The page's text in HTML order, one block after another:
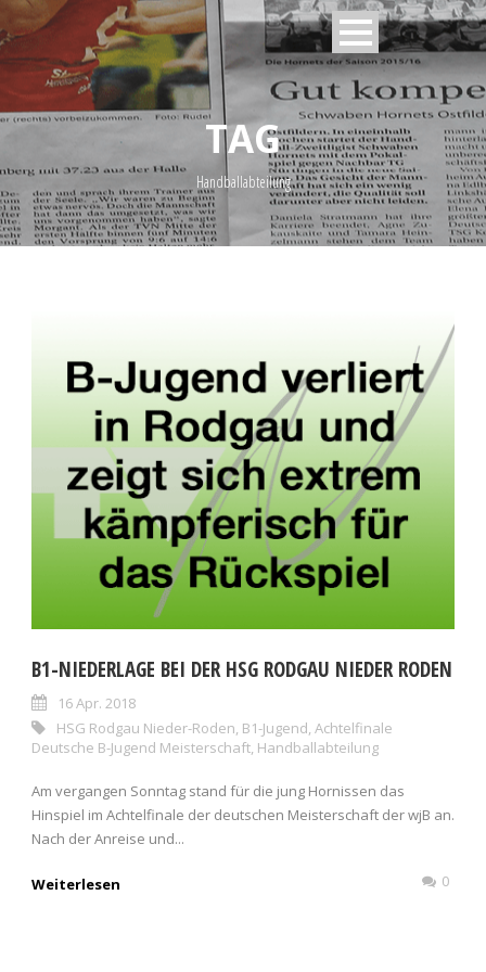
TAG
Handballabteilung
B1-NIEDERLAGE BEI DER HSG RODGAU NIEDER RODEN
16 Apr. 2018
HSG Rodgau Nieder-Roden B1-Jugend Achtelfinale
Deutsche B-Jugend Meisterschaft Handballabteilung
Am vergangen Sonntag stand für die jung Hornissen das
Hinspiel im Achtelfinale der deutschen Meisterschaft der wjB an.
Nach der Anreise und...
Weiterlesen 0